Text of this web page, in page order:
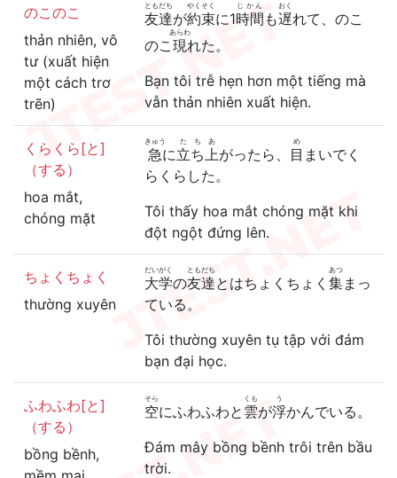
のこのこ
thản nhiên, vô
tư (xuất hiện
một cách trơ
trẽn)
友達
ともだち
が約束
やくそく
に1時間
じかん
も遅
おく
れて、のこ
のこ現
あらわ
れた。
Bạn tôi trễ hẹn hơn một tiếng mà
vẫn thản nhiên xuất hiện.
くらくら[と]
（する）
hoa mắt,
chóng mặt
急
きゅう
に立ち上
たちあ
がったら、 目
め
まいでく
らくらした。
Tôi thấy hoa mắt chóng mặt khi
đột ngột đứng lên.
ちょくちょく
thường xuyên
大学
だいがく
の友達
ともだち
とはちょくちょく 集
あつ
まっ
ている。
Tôi thường xuyên tụ tập với đám
bạn đại học.
ふわふわ[と]
（する）
bồng bềnh,
空
そら
にふわふわと 雲
くも
が浮
う
かんでいる。
Đám mây bồng bềnh trôi trên bầu
trời.